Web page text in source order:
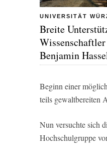
UNIVERSITÄT
Breite
Benjamin
Beginn einer
teils gewaltbereiten
Nun versuchte sich
Hochschulgruppe